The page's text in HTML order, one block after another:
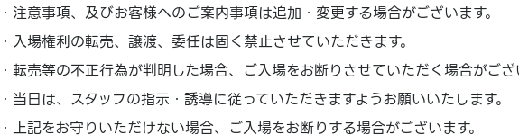
・注意事項、及びお客様へのご案内事項は追加・変更する場合がございます。
・入場権利の転売、譲渡、委任は固く禁止させていただきます。
・転売等の不正行為が判明した場合、ご入場をお断りさせていただく場合がござ
・当日は、スタッフの指示・誘導に従っていただきますようお願いいたします。
・上記をお守りいただけない場合、ご入場をお断りする場合がございます。